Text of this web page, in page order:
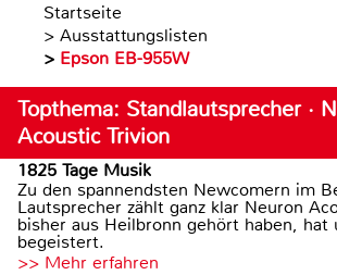
Startseite
> Ausstattungslisten
> Epson EB-955W
Topthema: Standlautsprecher ·
Acoustic Trivion
1825 Tage Musik
Zu den spannendsten Newcomern im
Lautsprecher zählt ganz klar Neuron
bisher aus Heilbronn gehört haben, hat
begeistert.
>> Mehr erfahren